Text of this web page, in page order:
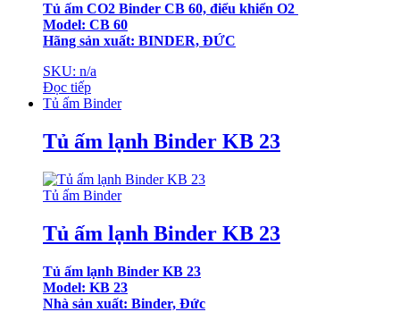
Tủ ấm CO2 Binder CB 60, điểu khiển O2
Model: CB 60
Hãng sản xuất: BINDER, ĐỨC
SKU: n/a
Đọc tiếp
Tủ ấm Binder
Tủ ấm lạnh Binder KB 23
Tủ ấm Binder
Tủ ấm lạnh Binder KB 23
Tủ ấm lạnh Binder KB 23
Model: KB 23
Nhà sản xuất: Binder, Đức